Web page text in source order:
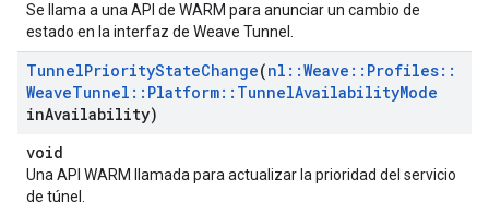
Se llama a una API de WARM para anunciar un cambio de
estado en la interfaz de Weave Tunnel.
TunnelPriorityStateChange(nl ::Weave :: Profiles::
WeaveTunnel :: Platform:: TunnelAvailabilityMode
inAvailability)
void
Una API WARM llamada para actualizar la prioridad del servicio
de túnel.